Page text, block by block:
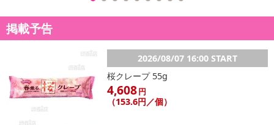
掲載予告
2026/08/07 16:00 START
桜クレープ 55g
4,608円
（153.6円／個）